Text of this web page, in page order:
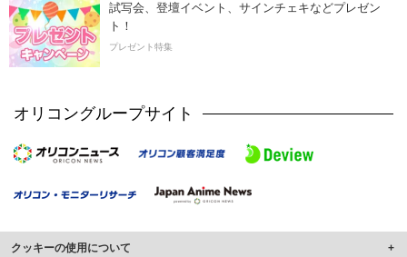
試写会、登壇イベント、サインチェキなどプレゼン
ト！
プレゼント特集
オリコングループサイト
クッキーの使用について